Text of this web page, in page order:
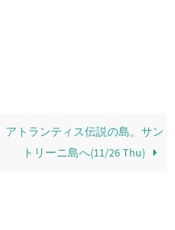
アトランティス伝説の島。サン
トリーニ島へ(11/26 Thu)